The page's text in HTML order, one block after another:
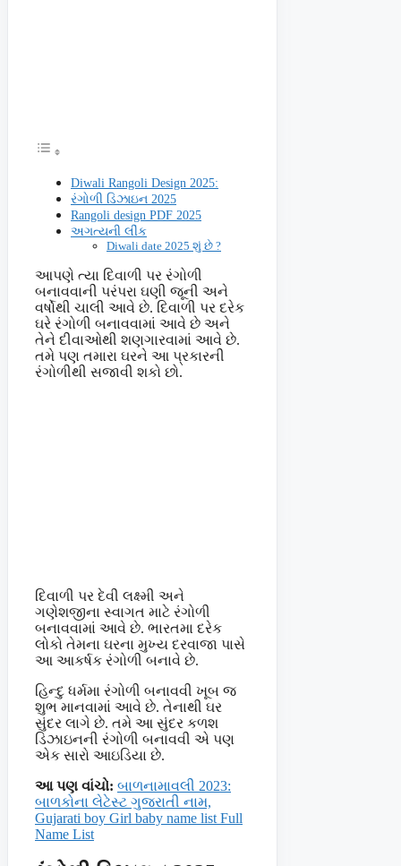
Diwali Rangoli Design 2025:
રંગોળી ડિઝાઇન 2025
Rangoli design PDF 2025
અગત્યની લીંક
Diwali date 2025 શું છે ?
આપણે ત્યા દિવાળી પર રંગોળી
બનાવવાની પરંપરા ઘણી જૂની અને
વર્ષોથી ચાલી આવે છે. દિવાળી પર દરેક
ઘરે રંગોળી બનાવવામાં આવે છે અને
તેને દીવાઓથી શણગારવામાં આવે છે.
તમે પણ તમારા ઘરને આ પ્રકારની
રંગોળીથી સજાવી શકો છો.
દિવાળી પર દેવી લક્ષ્મી અને
ગણેશજીના સ્વાગત માટે રંગોળી
બનાવવામાં આવે છે. ભારતમા દરેક
લોકો તેમના ઘરના મુખ્ય દરવાજા પાસે
આ આકર્ષક રંગોળી બનાવે છે.
હિન્દુ ધર્મમા રંગોળી બનાવવી ખૂબ જ
શુભ માનવામાં આવે છે. તેનાથી ઘર
સુંદર લાગે છે. તમે આ સુંદર કળશ
ડિઝાઇનની રંગોળી બનાવવી એ પણ
એક સારો આઇડિયા છે.
આ પણ વાંચો: બાળનામાવલી 2023:
બાળકોના લેટેસ્ટ ગુજરાતી નામ,
Gujarati boy Girl baby name list Full
Name List